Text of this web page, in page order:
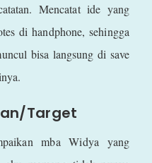
Mencatat ide yang
di handphone, sehingga
bisa langsung di save
Target
mba Widya yang